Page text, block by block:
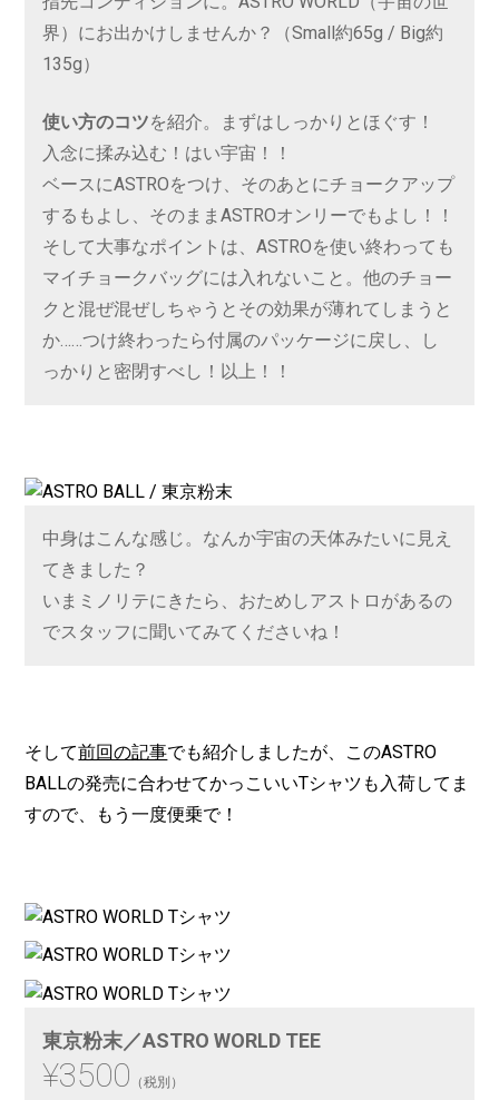
界）にお出かけしませんか？（Small約65g / Big約
135g）
使い方のコツを紹介。まずはしっかりとほぐす！
入念に揉み込む！はい宇宙！！
ベースにASTROをつけ、そのあとにチョークアップ
するもよし、そのままASTROオンリーでもよし！！
そして大事なポイントは、ASTROを使い終わっても
マイチョークバッグには入れないこと。他のチョー
クと混ぜ混ぜしちゃうとその効果が薄れてしまうと
か……つけ終わったら付属のパッケージに戻し、し
っかりと密閉すべし！以上！！
中身はこんな感じ。なんか宇宙の天体みたいに見え
てきました？
いまミノリテにきたら、おためしアストロがあるの
でスタッフに聞いてみてくださいね！
そして前回の記事でも紹介しましたが、このASTRO
BALLの発売に合わせてかっこいいTシャツも入荷してま
すので、もう一度便乗で！
東京粉末／ASTRO WORLD TEE
¥3500 （税別）